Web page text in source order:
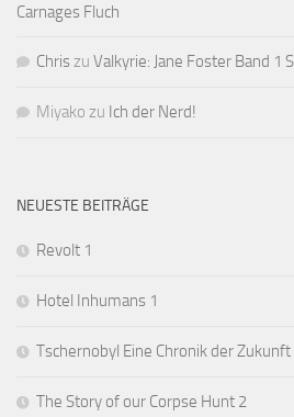
Carnages Fluch
Chriszu Valkyrie: Jane Foster Band 1
Miyako zu Ich der Nerd!
NEUESTE BEITRÄGE
Revolt 1
Hotel Inhumans 1
Tschernobyl Eine Chronik der Zukunft
The Story of our Corpse Hunt 2